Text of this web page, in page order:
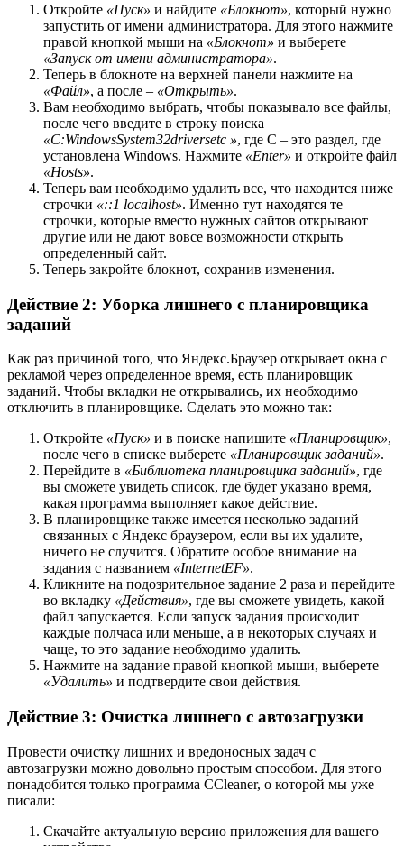
Откройте «Пуск» и найдите «Блокнот», который нужно
запустить от имени администратора. Для этого нажмите
правой кнопкой мыши на «Блокнот» и выберете
«Запуск от имени администратора».
Теперь в блокноте на верхней панели нажмите на
«Файл», а после – «Открыть».
Вам необходимо выбрать, чтобы показывало все файлы,
после чего введите в строку поиска
«C:WindowsSystem32driversetc », где C – это раздел, где
установлена Windows. Нажмите «Enter» и откройте файл
«Hosts».
Теперь вам необходимо удалить все, что находится ниже
строчки «::1 localhost». Именно тут находятся те
строчки, которые вместо нужных сайтов открывают
другие или не дают вовсе возможности открыть
определенный сайт.
Теперь закройте блокнот, сохранив изменения.
Действие 2: Уборка лишнего с планировщика
заданий
Как раз причиной того, что Яндекс.Браузер открывает окна с
рекламой через определенное время, есть планировщик
заданий. Чтобы вкладки не открывались, их необходимо
отключить в планировщике. Сделать это можно так:
Откройте «Пуск» и в поиске напишите «Планировщик»,
после чего в списке выберете «Планировщик заданий».
Перейдите в «Библиотека планировщика заданий», где
вы сможете увидеть список, где будет указано время,
какая программа выполняет какое действие.
В планировщике также имеется несколько заданий
связанных с Яндекс браузером, если вы их удалите,
ничего не случится. Обратите особое внимание на
задания с названием «InternetEF».
Кликните на подозрительное задание 2 раза и перейдите
во вкладку «Действия», где вы сможете увидеть, какой
файл запускается. Если запуск задания происходит
каждые полчаса или меньше, а в некоторых случаях и
чаще, то это задание необходимо удалить.
Нажмите на задание правой кнопкой мыши, выберете
«Удалить» и подтвердите свои действия.
Действие 3: Очистка лишнего с автозагрузки
Провести очистку лишних и вредоносных задач с
автозагрузки можно довольно простым способом. Для этого
понадобится только программа CCleaner, о которой мы уже
писали:
Скачайте актуальную версию приложения для вашего